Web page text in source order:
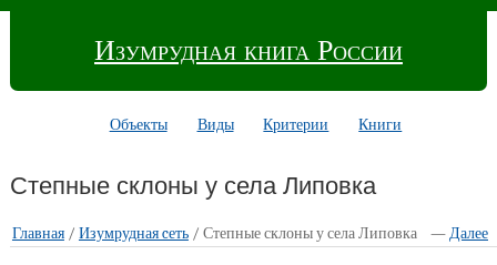
Изумрудная книга России
Объекты Виды Критерии Книги
Степные склоны у села Липовка
Главная/ —Далее
Изумрудная cеть/ Степные склоны у села Липовка